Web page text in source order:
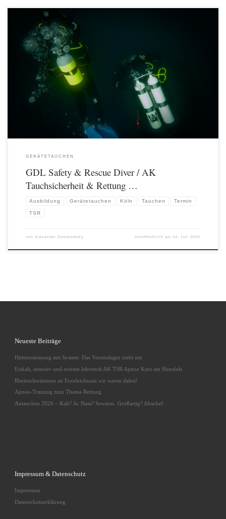
Am 20. und 21. September 2025 haben wir den Kurs GDL Safety & Rescue Diver /
AK Tauchsicherheit & Rettung angeboten. Dieser fand an den Widdauen in
Leverkusen statt. Insgesamt 4 Teilnehmerinnen und Teilnehmer nahmen teil.
Dadurch hatten wir ein ideales Ausdbildungsverhätltnis von 1:1! Neben einer
umfangreichen Theorie gab es […]
GERÄTETAUCHEN
GDL Safety & Rescue Diver / AK
Tauchsicherheit & Rettung …
Ausbildung Gerätetauchen Köln Tauchen Termin
TSR
von Alexander Damarowsky Veröffentlicht am 14. Juli 2025
Neueste Beiträge
Hüttenräumung mit System: Das Vereinslager zieht um
Eiskalt, intensiv und extrem lehrreich AK TSR Apnoe Kurs am Hunsfels
Rheinschwimmen an Fronleichnam wir waren dabei!
Apnoe-Training zum Thema Rettung
Antauchen 2026 – Kalt? Ja. Nass? Sowieso. Großartig? Absolut!
Impressum & Datenschutz
Impressum
Datenschutzerklärung